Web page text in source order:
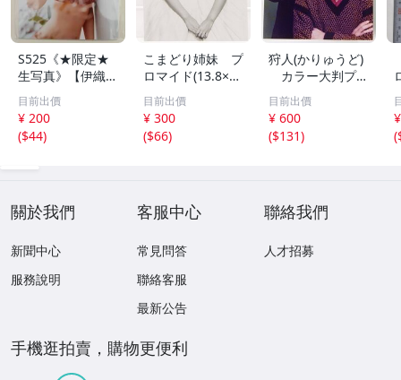
S525《★限定★
生写真》【伊織も
え】ビッグコミッ
クスピリッツ 202
6年8月3日号 ★セ
ブンネット限定特
目前出價
¥ 200
($44)
こまどり姉妹 プ
ロマイド(13.8×8.
5cm) 1枚●bn.4
6
目前出價
¥ 300
($66)
狩人(かりゅうど)
カラー大判プロ
マイド(18×13cm)
1枚●bn.48
目前出價
¥ 600
($131)
(
關於我們
新聞中心
服務說明
客服中心
常見問答
聯絡客服
最新公告
聯絡我們
人才招募
手機逛拍賣，購物更便利